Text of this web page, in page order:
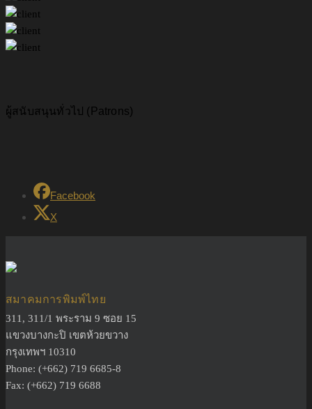
ผู้สนับสนุนทั่วไป (Patrons)
Facebook
X
สมาคมการพิมพ์ไทย
311, 311/1 พระราม 9 ซอย 15
แขวงบางกะปิ เขตห้วยขวาง
กรุงเทพฯ 10310
Phone: (+662) 719 6685-8
Fax: (+662) 719 6688